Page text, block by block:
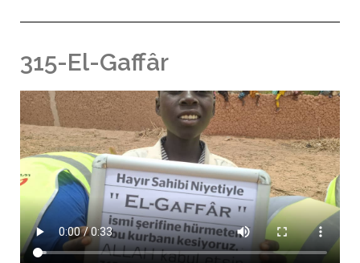
315-El-Gaffâr